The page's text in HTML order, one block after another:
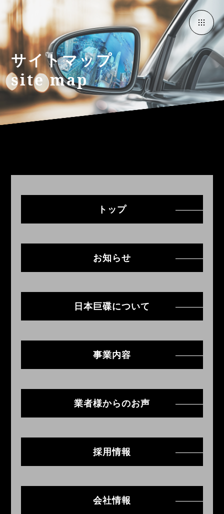
サイトマップ
site map
トップ
お知らせ
日本巨碟について
事業内容
業者様からのお声
採用情報
会社情報